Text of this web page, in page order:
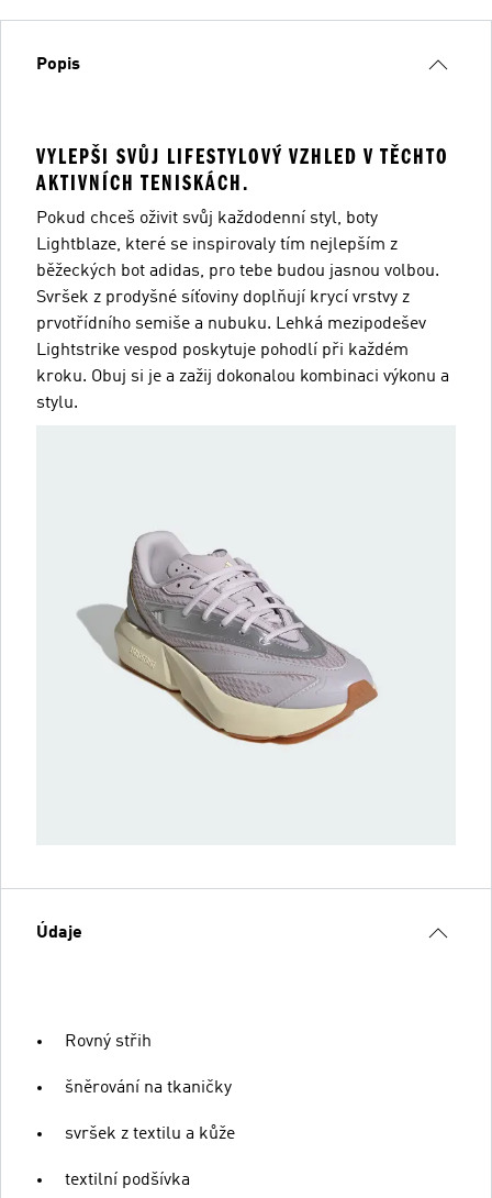
Popis
VYLEPŠI SVŮJ LIFESTYLOVÝ VZHLED V TĚCHTO
AKTIVNÍCH TENISKÁCH.
Pokud chceš oživit svůj každodenní styl, boty
Lightblaze, které se inspirovaly tím nejlepším z
běžeckých bot adidas, pro tebe budou jasnou volbou.
Svršek z prodyšné síťoviny doplňují krycí vrstvy z
prvotřídního semiše a nubuku. Lehká mezipodešev
Lightstrike vespod poskytuje pohodlí při každém
kroku. Obuj si je a zažij dokonalou kombinaci výkonu a
stylu.
Údaje
Rovný střih
šněrování na tkaničky
svršek z textilu a kůže
textilní podšívka